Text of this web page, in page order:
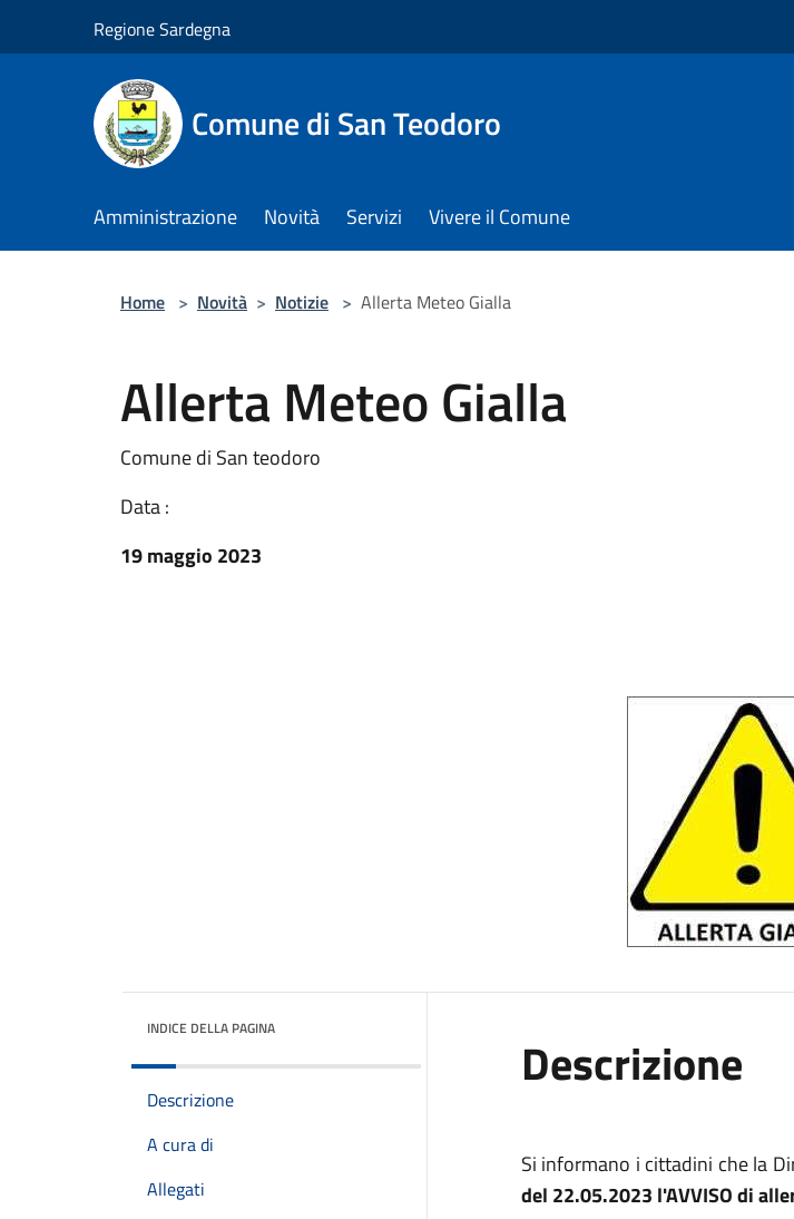
Regione Sardegna
Comune di San Teodoro
Amministrazione Novità Servizi Vivere il Comune
Home > Novità > Notizie > Allerta Meteo Gialla
Allerta Meteo Gialla
Comune di San teodoro
Data :
19 maggio 2023
INDICE DELLA PAGINA
Descrizione
A cura di
Allegati
Descrizione
Si informano i cittadini che la
del 22.05.2023 l'AVVISO di